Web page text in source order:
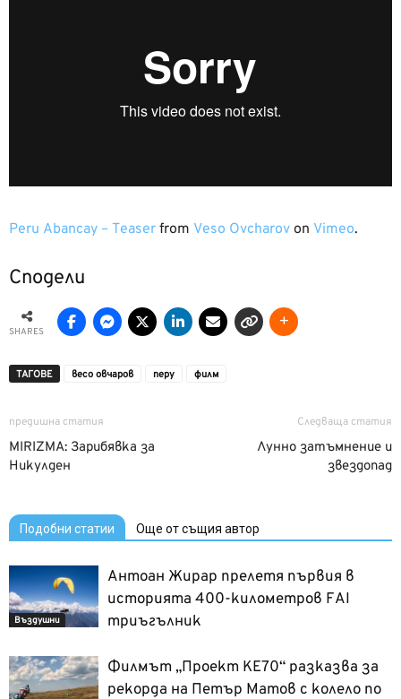
Peru Abancay – Teaser from Veso Ovcharov on Vimeo.
Сподели
SHARES
ТАГОВЕ весо овчаров перу филм
предишна статия
MIRIZMA: Зарибявка за
Никулден
Следваща статия
Лунно затъмнение и
звездопад
Подобни статии Още от същия автор
Въздушни
Антоан Жирар прелетя първия в
историята 400-километров FAI
триъгълник
Филмът „Проект КЕ70“ разказва за
рекорда на Петър Матов с колело по